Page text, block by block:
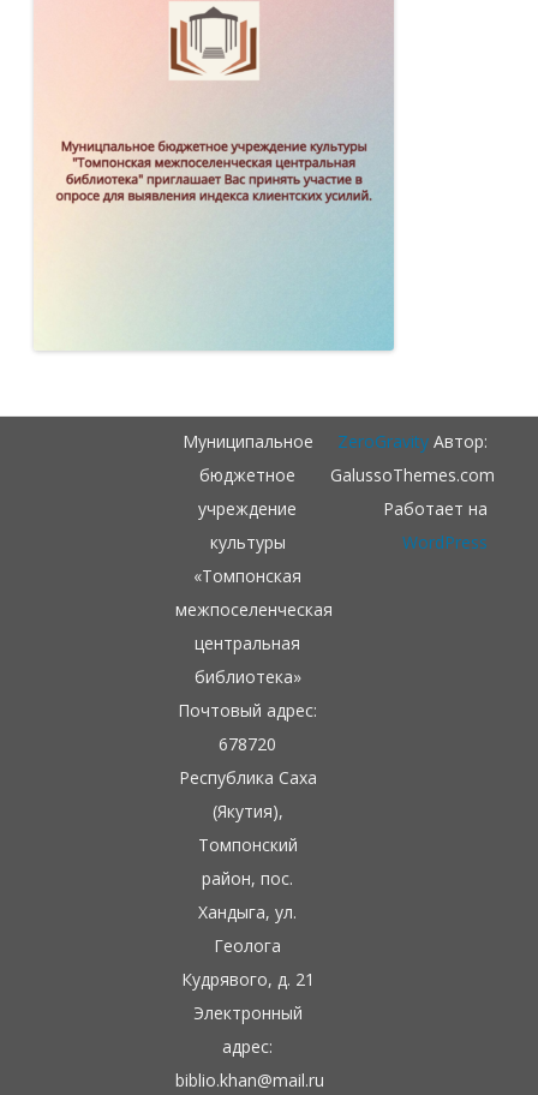
Муниципальное
бюджетное
учреждение
культуры
«Томпонская
межпоселенческая
центральная
библиотека»
Почтовый адрес:
678720
Республика Саха
(Якутия),
Томпонский
район, пос.
Хандыга, ул.
Геолога
Кудрявого, д. 21
Электронный
адрес:
biblio.khan@mail.ru
ZeroGravityАвтор:
GalussoThemes.com
Работает на
WordPress